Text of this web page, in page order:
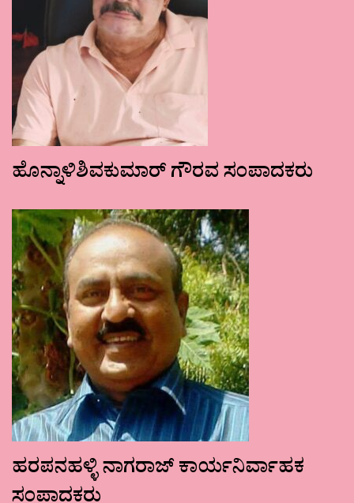
ಹೊನ್ನಾಳಿಶಿವಕುಮಾರ್ ಗೌರವ ಸಂಪಾದಕರು
ಹರಪನಹಳ್ಳಿ ನಾಗರಾಜ್ ಕಾರ್ಯನಿರ್ವಾಹಕ